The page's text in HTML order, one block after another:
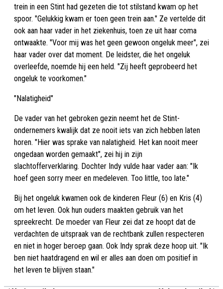
trein in een Stint had gezeten die tot stilstand kwam op het
spoor. "Gelukkig kwam er toen geen trein aan." Ze vertelde dit
ook aan haar vader in het ziekenhuis, toen ze uit haar coma
ontwaakte. "Voor mij was het geen gewoon ongeluk meer", zei
haar vader over dat moment. De leidster, die het ongeluk
overleefde, noemde hij een held. "Zij heeft geprobeerd het
ongeluk te voorkomen."
"Nalatigheid"
De vader van het gebroken gezin neemt het de Stint-
ondernemers kwalijk dat ze nooit iets van zich hebben laten
horen. "Hier was sprake van nalatigheid. Het kan nooit meer
ongedaan worden gemaakt", zei hij in zijn
slachtofferverklaring. Dochter Indy vulde haar vader aan: "Ik
hoef geen sorry meer en medeleven. Too little, too late."
Bij het ongeluk kwamen ook de kinderen Fleur (6) en Kris (4)
om het leven. Ook hun ouders maakten gebruik van het
spreekrecht. De moeder van Fleur zei dat ze hoopt dat de
verdachten de uitspraak van de rechtbank zullen respecteren
en niet in hoger beroep gaan. Ook Indy sprak deze hoop uit. "Ik
ben niet haatdragend en wil er alles aan doen om positief in
het leven te blijven staan."